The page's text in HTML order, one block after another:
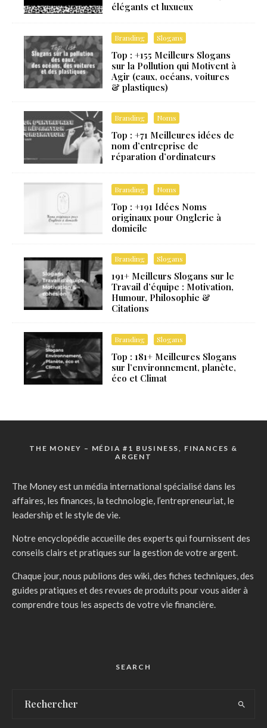
élégants et luxueux
Branding Slogans
Top : +155 Meilleurs Slogans
sur la Pollution qui Motivent à
Agir (eaux, océans, voitures
& plastiques)
Branding Noms
Top : +71 Meilleures idées de
nom d’entreprise de
réparation d’ordinateurs
Branding Noms
Top : +191 Idées Noms
originaux pour Onglerie à
domicile
Branding Slogans
191+ Meilleurs Slogans sur le
Travail d’équipe : Motivation,
Humour, Philosophie &
Citations
Branding Slogans
Top : 181+ Meilleures Slogans
sur l’environnement, planète,
éco et Climat
THE MONEY – MÉDIA #1 BUSINESS, FINANCES &
ARGENT
The Money est un média international spécialisé dans les
affaires, les finances, la technologie, l’entrepreneuriat, le
leadership et le style de vie.
Notre encyclopédie accueille des experts qui fournissent des
conseils clairs et pratiques sur la gestion de votre argent.
Chaque jour, nous publions des wiki, des fiches techniques, des
guides pratiques et des revues de produits pour vous aider à
comprendre tous les aspects de votre vie financière.
SEARCH